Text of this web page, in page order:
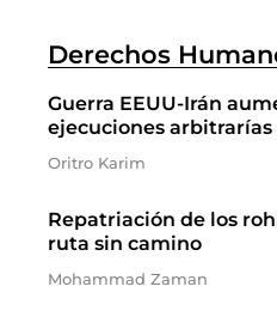
Derechos
Guerra EEUU-Irán
ejecuciones
Oritro Karim
Repatriación de los
ruta sin camino
Mohammad Zaman